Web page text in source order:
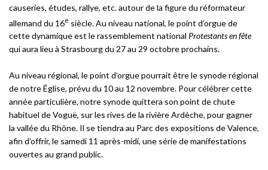
causeries, études, rallye, etc. autour de la figure du réformateur
allemand du 16e siècle. Au niveau national, le point d’orgue de
cette dynamique est le rassemblement national Protestants en fête
qui aura lieu à Strasbourg du 27 au 29 octobre prochains.
Au niveau régional, le point d’orgue pourrait être le synode régional
de notre Église, prévu du 10 au 12 novembre. Pour célébrer cette
année particulière, notre synode quittera son point de chute
habituel de Voguë, sur les rives de la rivière Ardèche, pour gagner
la vallée du Rhône. Il se tiendra au Parc des expositions de Valence,
afin d’offrir, le samedi 11 après-midi, une série de manifestations
ouvertes au grand public.